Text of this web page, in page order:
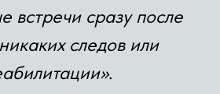
встречи сразу после
следов или
.
косметолог